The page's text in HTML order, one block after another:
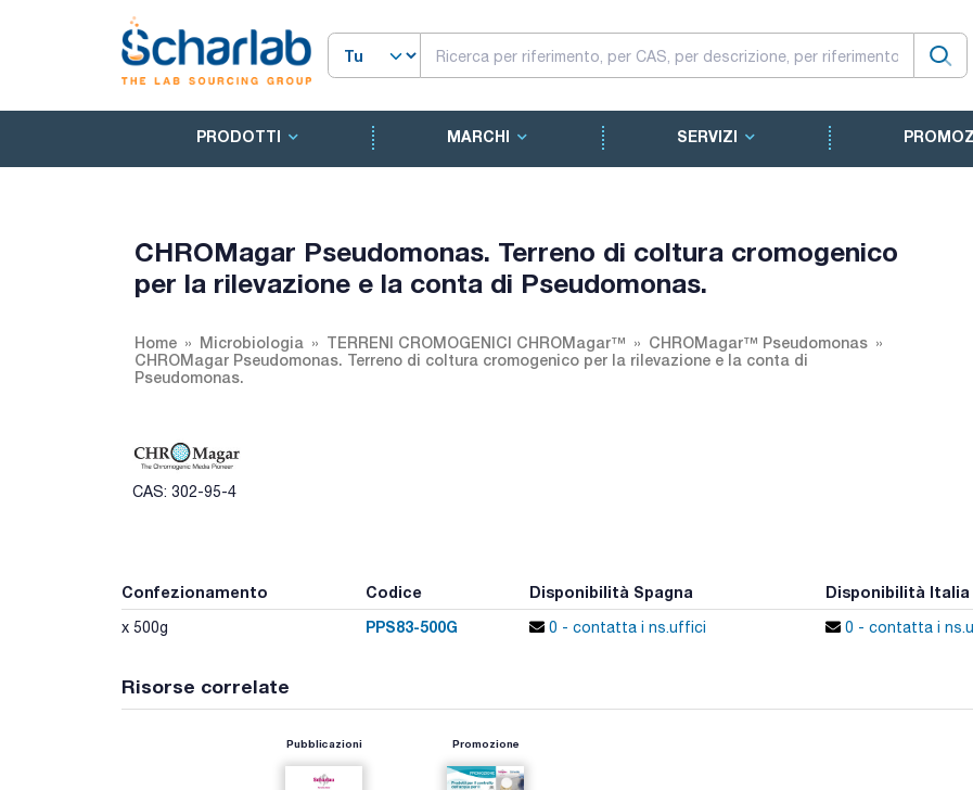
PRODOTTI MARCHI SERVIZI
CHROMagar Pseudomonas. Terreno di coltura cromogenico
per la rilevazione e la conta di Pseudomonas.
Home Microbiologia TERRENI CROMOGENICI CHROMagar™
CHROMagar™ Pseudomonas
CHROMagar Pseudomonas. Terreno di coltura cromogenico per la rilevazione e la conta di
Pseudomonas.
CAS: 302-95-4
Confezionamento Codice Disponibilità Spagna Disponibilità Italia
x 500g PPS83-500G 0 - contatta i ns.uffici 0 - contatta i
Risorse correlate
Pubblicazioni Promozione